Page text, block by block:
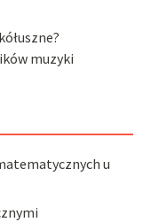
muzyki
u